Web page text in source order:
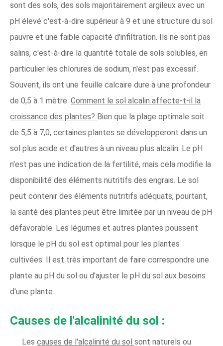
sont des sols, des sols majoritairement argileux avec un
pH élevé c'est-à-dire supérieur à 9 et une structure du sol
pauvre et une faible capacité d'infiltration. Ils ne sont pas
salins, c'est-à-dire la quantité totale de sols solubles, en
particulier les chlorures de sodium, n'est pas excessif.
Souvent, ils ont une feuille calcaire dure à une profondeur
de 0,5 à 1 mètre. Comment le sol alcalin affecte-t-il la
croissance des plantes? Bien que la plage optimale soit
de 5,5 à 7,0, certaines plantes se développeront dans un
sol plus acide et d'autres à un niveau plus alcalin. Le pH
n'est pas une indication de la fertilité, mais cela modifie la
disponibilité des éléments nutritifs des engrais. Le sol
peut contenir des éléments nutritifs adéquats, pourtant,
la santé des plantes peut être limitée par un niveau de pH
défavorable. Les légumes et autres plantes poussent
lorsque le pH du sol est optimal pour les plantes
cultivées. Il est très important de faire correspondre une
plante au pH du sol ou d'ajuster le pH du sol aux besoins
d'une plante.
Causes de l'alcalinité du sol :
Les causes de l'alcalinité du sol sont naturels ou